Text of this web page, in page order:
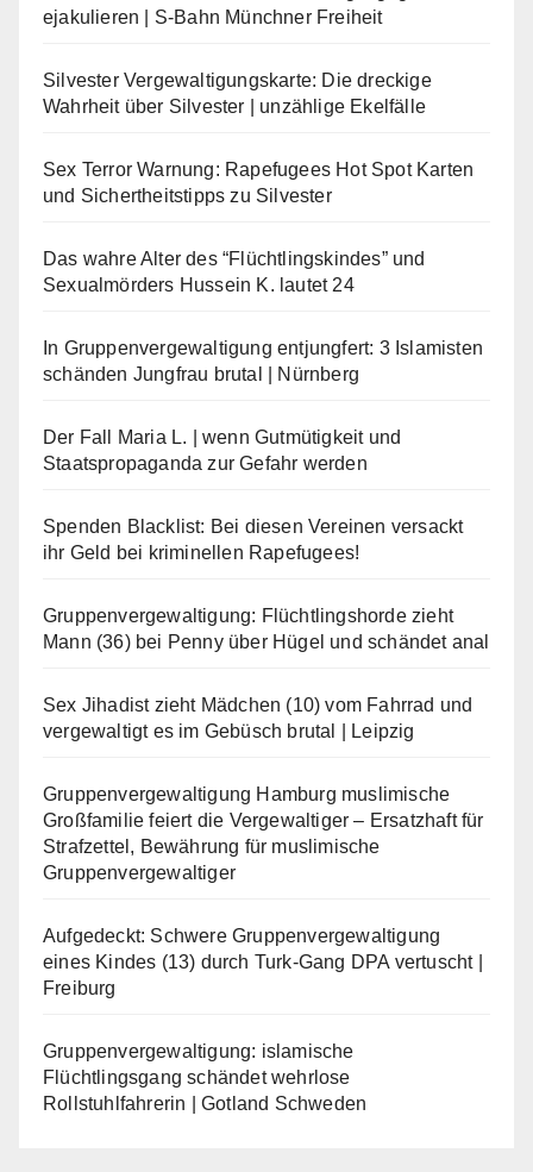
ejakulieren | S-Bahn Münchner Freiheit
Silvester Vergewaltigungskarte: Die dreckige
Wahrheit über Silvester | unzählige Ekelfälle
Sex Terror Warnung: Rapefugees Hot Spot Karten
und Sichertheitstipps zu Silvester
Das wahre Alter des “Flüchtlingskindes” und
Sexualmörders Hussein K. lautet 24
In Gruppenvergewaltigung entjungfert: 3 Islamisten
schänden Jungfrau brutal | Nürnberg
Der Fall Maria L. | wenn Gutmütigkeit und
Staatspropaganda zur Gefahr werden
Spenden Blacklist: Bei diesen Vereinen versackt
ihr Geld bei kriminellen Rapefugees!
Gruppenvergewaltigung: Flüchtlingshorde zieht
Mann (36) bei Penny über Hügel und schändet anal
Sex Jihadist zieht Mädchen (10) vom Fahrrad und
vergewaltigt es im Gebüsch brutal | Leipzig
Gruppenvergewaltigung Hamburg muslimische
Großfamilie feiert die Vergewaltiger – Ersatzhaft für
Strafzettel, Bewährung für muslimische
Gruppenvergewaltiger
Aufgedeckt: Schwere Gruppenvergewaltigung
eines Kindes (13) durch Turk-Gang DPA vertuscht |
Freiburg
Gruppenvergewaltigung: islamische
Flüchtlingsgang schändet wehrlose
Rollstuhlfahrerin | Gotland Schweden